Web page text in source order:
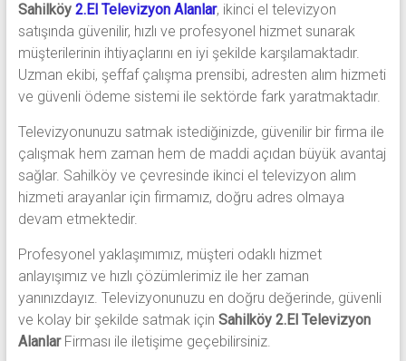
Sahilköy 2.El Televizyon Alanlar, ikinci el televizyon
satışında güvenilir, hızlı ve profesyonel hizmet sunarak
müşterilerinin ihtiyaçlarını en iyi şekilde karşılamaktadır.
Uzman ekibi, şeffaf çalışma prensibi, adresten alım hizmeti
ve güvenli ödeme sistemi ile sektörde fark yaratmaktadır.
Televizyonunuzu satmak istediğinizde, güvenilir bir firma ile
çalışmak hem zaman hem de maddi açıdan büyük avantaj
sağlar. Sahilköy ve çevresinde ikinci el televizyon alım
hizmeti arayanlar için firmamız, doğru adres olmaya
devam etmektedir.
Profesyonel yaklaşımımız, müşteri odaklı hizmet
anlayışımız ve hızlı çözümlerimiz ile her zaman
yanınızdayız. Televizyonunuzu en doğru değerinde, güvenli
ve kolay bir şekilde satmak için Sahilköy 2.El Televizyon
AlanlarFirması ile iletişime geçebilirsiniz.